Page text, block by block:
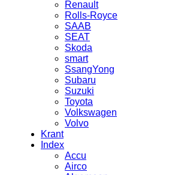
Renault
Rolls-Royce
SAAB
SEAT
Skoda
smart
SsangYong
Subaru
Suzuki
Toyota
Volkswagen
Volvo
Krant
Index
Accu
Airco